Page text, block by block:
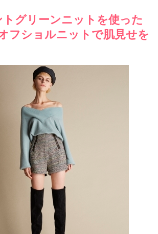
トグリーンニットを使った
フショルニットで肌見せを